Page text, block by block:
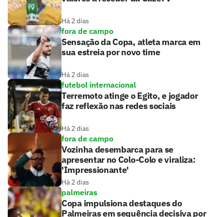
Há 2 dias
fora de campo
Sensação da Copa, atleta marca em
sua estreia por novo time
Há 2 dias
futebol internacional
Terremoto atinge o Egito, e jogador
faz reflexão nas redes sociais
Há 2 dias
fora de campo
Vozinha desembarca para se
apresentar no Colo-Colo e viraliza:
'Impressionante'
Há 2 dias
palmeiras
Copa impulsiona destaques do
Palmeiras em sequência decisiva por